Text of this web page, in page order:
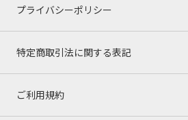
プライバシーポリシー
特定商取引法に関する表記
ご利用規約